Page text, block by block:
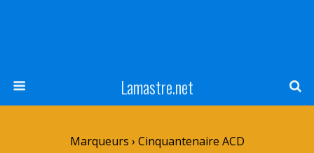
Lamastre.net
Marqueurs › Cinquantenaire ACD